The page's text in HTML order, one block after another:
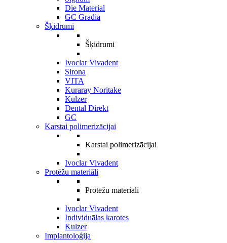
Die Material
GC Gradia
Šķidrumi
Šķidrumi
Ivoclar Vivadent
Sirona
VITA
Kuraray Noritake
Kulzer
Dental Direkt
GC
Karstai polimerizācijai
Karstai polimerizācijai
Ivoclar Vivadent
Protēžu materiāli
Protēžu materiāli
Ivoclar Vivadent
Individuālas karotes
Kulzer
Implantoloģija